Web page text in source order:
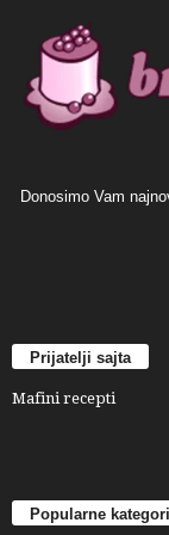
Donosimo Vam
Prijatelji sajta
Mafini recepti
Popularne